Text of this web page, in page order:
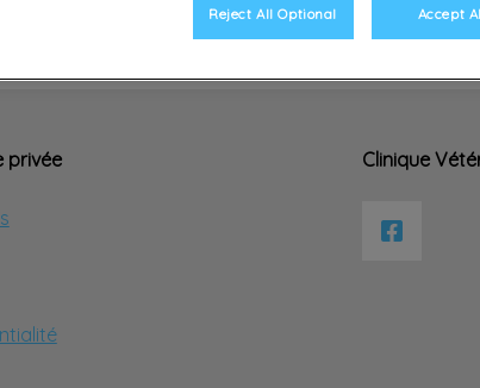
privée Clinique
Reject All Optional Accept